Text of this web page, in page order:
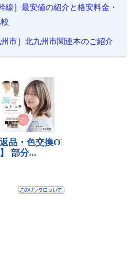
線］最安値の紹介と格安料金・
州市］北九州市関連本のご紹介